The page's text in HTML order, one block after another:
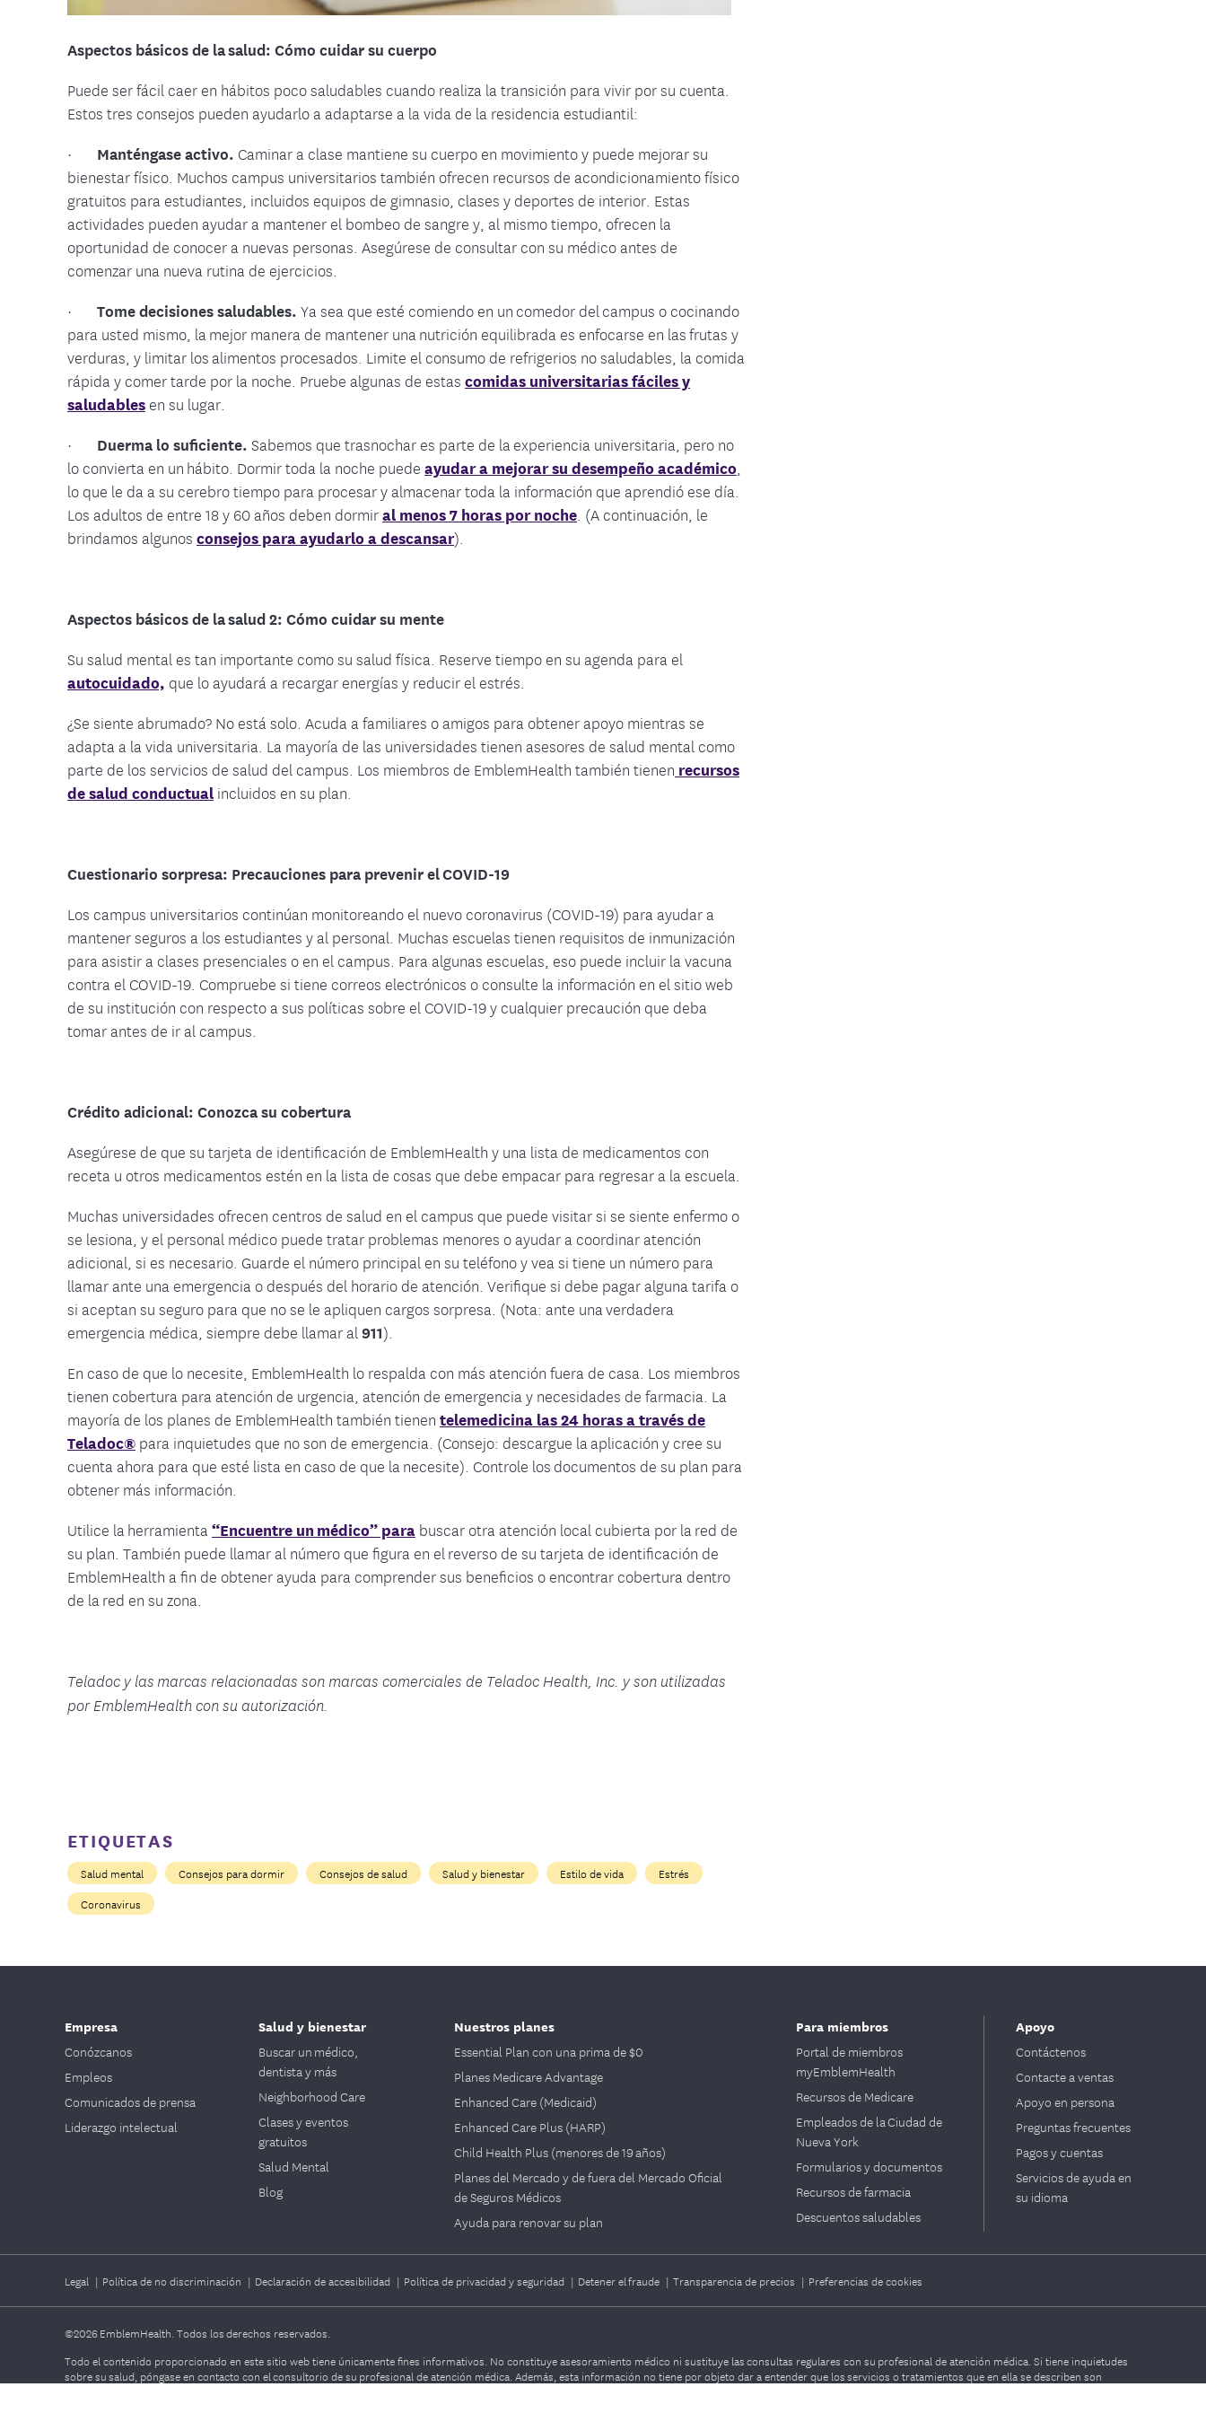
Aspectos básicos de la salud: Cómo cuidar su cuerpo
Puede ser fácil caer en hábitos poco saludables cuando realiza la transición para vivir por su cuenta.
Estos tres consejos pueden ayudarlo a adaptarse a la vida de la residencia estudiantil:
· Manténgase activo. Caminar a clase mantiene su cuerpo en movimiento y puede mejorar su
bienestar físico. Muchos campus universitarios también ofrecen recursos de acondicionamiento físico
gratuitos para estudiantes, incluidos equipos de gimnasio, clases y deportes de interior. Estas
actividades pueden ayudar a mantener el bombeo de sangre y, al mismo tiempo, ofrecen la
oportunidad de conocer a nuevas personas. Asegúrese de consultar con su médico antes de
comenzar una nueva rutina de ejercicios.
· Tome decisiones saludables. Ya sea que esté comiendo en un comedor del campus o cocinando
para usted mismo, la mejor manera de mantener una nutrición equilibrada es enfocarse en las frutas y
verduras, y limitar los alimentos procesados. Limite el consumo de refrigerios no saludables, la comida
rápida y comer tarde por la noche. Pruebe algunas de estas comidas universitarias fáciles y
saludables en su lugar.
· Duerma lo suficiente. Sabemos que trasnochar es parte de la experiencia universitaria, pero no
lo convierta en un hábito. Dormir toda la noche puede ayudar a mejorar su desempeño académico,
lo que le da a su cerebro tiempo para procesar y almacenar toda la información que aprendió ese día.
Los adultos de entre 18 y 60 años deben dormiral menos 7 horas por noche. (A continuación, le
brindamos algunos consejos para ayudarlo a descansar).
Aspectos básicos de la salud 2: Cómo cuidar su mente
Su salud mental es tan importante como su salud física. Reserve tiempo en su agenda para el
autocuidado, que lo ayudará a recargar energías y reducir el estrés.
¿Se siente abrumado? No está solo. Acuda a familiares o amigos para obtener apoyo mientras se
adapta a la vida universitaria. La mayoría de las universidades tienen asesores de salud mental como
parte de los servicios de salud del campus. Los miembros de EmblemHealth también tienen recursos
de salud conductual incluidos en su plan.
Cuestionario sorpresa: Precauciones para prevenir el COVID-19
Los campus universitarios continúan monitoreando el nuevo coronavirus (COVID-19) para ayudar a
mantener seguros a los estudiantes y al personal. Muchas escuelas tienen requisitos de inmunización
para asistir a clases presenciales o en el campus. Para algunas escuelas, eso puede incluir la vacuna
contra el COVID-19. Compruebe si tiene correos electrónicos o consulte la información en el sitio web
de su institución con respecto a sus políticas sobre el COVID-19 y cualquier precaución que deba
tomar antes de ir al campus.
Crédito adicional: Conozca su cobertura
Asegúrese de que su tarjeta de identificación de EmblemHealth y una lista de medicamentos con
receta u otros medicamentos estén en la lista de cosas que debe empacar para regresar a la escuela.
Muchas universidades ofrecen centros de salud en el campus que puede visitar si se siente enfermo o
se lesiona, y el personal médico puede tratar problemas menores o ayudar a coordinar atención
adicional, si es necesario. Guarde el número principal en su teléfono y vea si tiene un número para
llamar ante una emergencia o después del horario de atención. Verifique si debe pagar alguna tarifa o
si aceptan su seguro para que no se le apliquen cargos sorpresa. (Nota: ante una verdadera
emergencia médica, siempre debe llamar al911).
En caso de que lo necesite, EmblemHealth lo respalda con más atención fuera de casa. Los miembros
tienen cobertura para atención de urgencia, atención de emergencia y necesidades de farmacia. La
mayoría de los planes de EmblemHealth también tienen telemedicina las 24 horas a través de
Teladoc® para inquietudes que no son de emergencia. (Consejo: descargue la aplicación y cree su
cuenta ahora para que esté lista en caso de que la necesite). Controle los documentos de su plan para
obtener más información.
Utilice la herramienta “Encuentre un médico” para buscar otra atención local cubierta por la red de
su plan. También puede llamar al número que figura en el reverso de su tarjeta de identificación de
EmblemHealth a fin de obtener ayuda para comprender sus beneficios o encontrar cobertura dentro
de la red en su zona.
Teladoc y las marcas relacionadas son marcas comerciales de Teladoc Health, Inc. y son utilizadas
por EmblemHealth con su autorización.
ETIQUETAS
Salud mental Consejos para dormir Consejos de salud Salud y bienestar Estilo de vida
Estrés
Coronavirus
Empresa
Conózcanos
Empleos
Comunicados de prensa
Liderazgo intelectual
Salud y bienestar
Buscar un médico,
dentista y más
Neighborhood Care
Clases y eventos
gratuitos
Salud Mental
Blog
Nuestros planes
Essential Plan con una prima de $0
Planes Medicare Advantage
Enhanced Care (Medicaid)
Enhanced Care Plus (HARP)
Child Health Plus (menores de 19 años)
Planes del Mercado y de fuera del Mercado Oficial
de Seguros Médicos
Ayuda para renovar su plan
Para miembros
Portal de miembros
myEmblemHealth
Recursos de Medicare
Empleados de la Ciudad de
Nueva York
Formularios y documentos
Recursos de farmacia
Descuentos saludables
Apoyo
Contáctenos
Contacte a ventas
Apoyo en persona
Preguntas frecuentes
Pagos y cuentas
Servicios de ayuda en
su idioma
Legal | Política de no discriminación | Declaración de accesibilidad | Política de privacidad y seguridad | Detener el fraude | Transparencia de precios | Preferencias de cookies
©2026EmblemHealth. Todos los derechos reservados.
Todo el contenido proporcionado en este sitio web tiene únicamente fines informativos. No constituye asesoramiento médico ni sustituye las consultas regulares con su profesional de atención médica. Si tiene inquietudes
sobre su salud, póngase en contacto con el consultorio de su profesional de atención médica. Además, esta información no tiene por objeto dar a entender que los servicios o tratamientos que en ella se describen son